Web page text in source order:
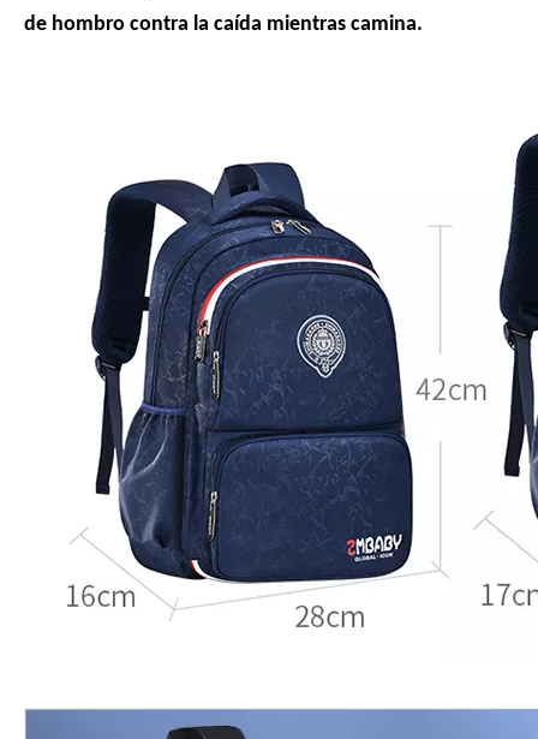
de hombro contra la caída mientras camina.